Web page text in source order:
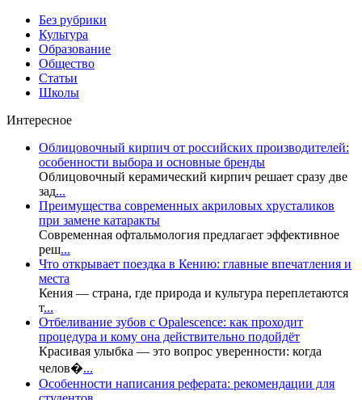
Без рубрики
Культура
Образование
Общество
Статьи
Школы
Интересное
Облицовочный кирпич от российских производителей:
особенности выбора и основные бренды
Облицовочный керамический кирпич решает сразу две
зад...
Преимущества современных акриловых хрусталиков
при замене катаракты
Современная офтальмология предлагает эффективное
реш...
Что открывает поездка в Кению: главные впечатления и
места
Кения — страна, где природа и культура переплетаются
т...
Отбеливание зубов с Opalescence: как проходит
процедура и кому она действительно подойдёт
Красивая улыбка — это вопрос уверенности: когда
челов�...
Особенности написания реферата: рекомендации для